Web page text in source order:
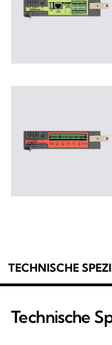
TECHNISCHE
Technische